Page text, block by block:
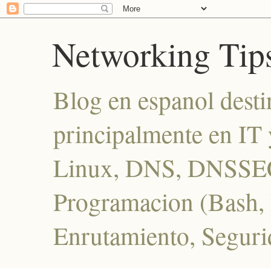
Networking
Blog en espanol
principalmente en IT
Linux, DNS,
Programacion
Enrutamiento,